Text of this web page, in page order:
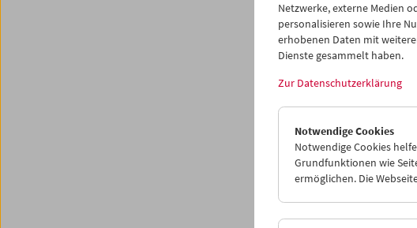
Netzwerke, externe Medien
personalisieren sowie Ihre
erhobenen Daten mit
Dienste gesammelt haben.
Zur Datenschutzerklärung
Notwendige Cookies
Notwendige Cookies
Grundfunktionen wie
ermöglichen. Die